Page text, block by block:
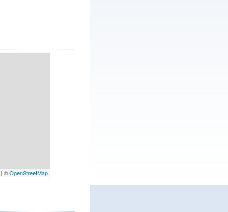
| ©OpenStreetMap